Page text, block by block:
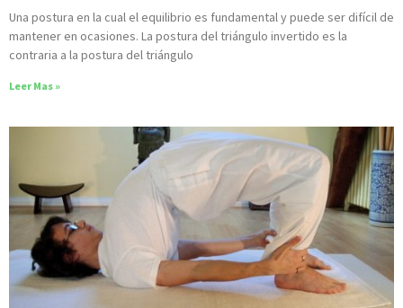
Una postura en la cual el equilibrio es fundamental y puede ser difícil de
mantener en ocasiones. La postura del triángulo invertido es la
contraria a la postura del triángulo
Leer Mas »